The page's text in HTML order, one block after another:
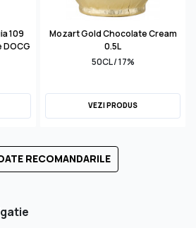
109
Mozart Gold Chocolate Cream
0.5L
50CL / 17%
VEZI PRODUS
RECOMANDARILE